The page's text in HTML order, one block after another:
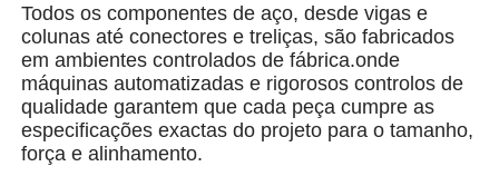
Controle de Qualidade
Fale Conosco
Todos os componentes de aço, desde vigas e
colunas até conectores e treliças, são fabricados
em ambientes controlados de fábrica.onde
máquinas automatizadas e rigorosos controlos de
qualidade garantem que cada peça cumpre as
especificações exactas do projeto para o tamanho,
força e alinhamento.